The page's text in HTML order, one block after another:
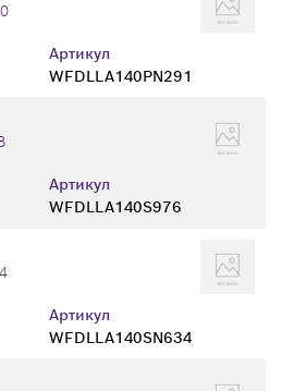
Артикул
WFDLLA140PN291
Артикул
WFDLLA140S976
Артикул
WFDLLA140SN634